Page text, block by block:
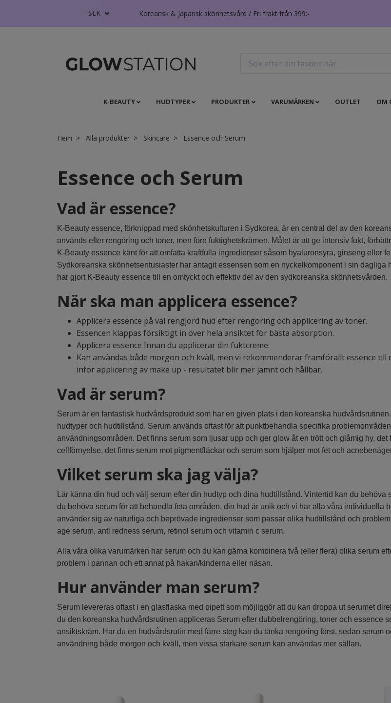
SEK Koreansk & Japansk skönhetsvård / Fri frakt från 399:-
K-BEAUTY HUDTYPER PRODUKTER VARUMÄRKEN OUTLET OM
Hem Alla produkter Skincare Essence och Serum
Essence och Serum
Vad är essence?
K-Beauty essence, förknippad med skönhetskulturen i Sydkorea, är en central del av den
används efter rengöring och toner, men före fuktighetskrämen. Målet är att ge intensiv fukt,
K-Beauty essence känt för att omfatta kraftfulla ingredienser såsom hyaluronsyra, ginseng eller
Sydkoreanska skönhetsentusiaster har antagit essensen som en nyckelkomponent i sin
har gjort K-Beauty essence till en omtyckt och effektiv del av den sydkoreanska skönhetsvården.
När ska man applicera essence?
Applicera essence på väl rengjord hud efter rengöring och applicering av toner.
Essencen klappas försiktigt in över hela ansiktet för bästa absorption.
Applicera essence Innan du applicerar din fuktcreme.
Kan användas både morgon och kväll, men vi rekommenderar framförallt essence
inför applicering av make up - resultatet blir mer jämnt och hållbar.
Vad är serum?
Serum är en fantastisk hudvårdsprodukt som har en given plats i den koreanska
hudtyper och hudtillstånd. Serum används oftast för att punktbehandla specifika
användningsområden. Det finns serum som ljusar upp och ger glow åt en trött och glåmig hy,
cellförnyelse, det finns serum mot pigmentfläckar och serum som hjälper mot fet och
Vilket serum ska jag välja?
Lär känna din hud och välj serum efter din hudtyp och dina hudtillstånd. Vintertid kan du
du behöva serum för att behandla feta områden, din hud är unik och vi har alla våra individuella
använder sig av naturliga och beprövade ingredienser som passar olika hudtillstånd och
age serum, anti redness serum, retinol serum och vitamin c serum.
Alla våra olika varumärken har serum och du kan gärna kombinera två (eller flera) olika serum
problem i pannan och ett annat på hakan/kinderna eller näsan.
Hur använder man serum?
Serum levereras oftast i en glasflaska med pipett som möjliggör att du kan droppa ut serumet
du den koreanska hudvårdsrutinen appliceras Serum efter dubbelrengöring, toner och essence
ansiktskräm. Har du en hudvårdsrutin med färre steg kan du tänka rengöring först, sedan serum
användning både morgon och kväll, men vissa starkare serum kan användas mer sällan.